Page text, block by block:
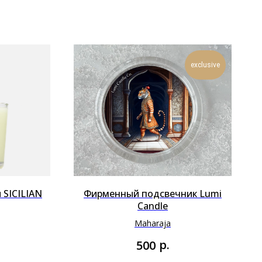
exclusive
Фирменный подсвечник Lumi
Candle
Maharaja
500 р.